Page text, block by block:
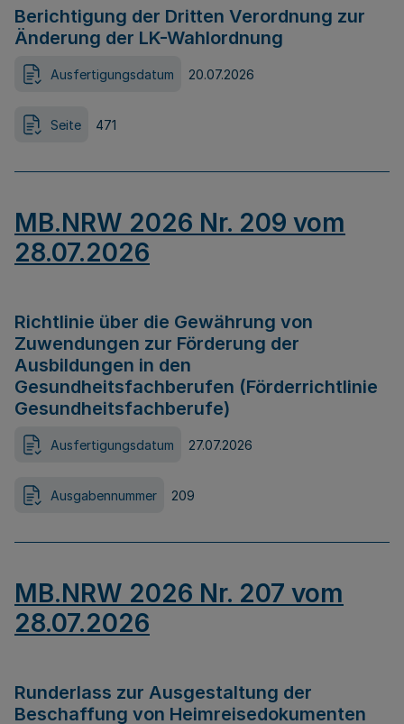
Berichtigung der Dritten Verordnung zur
Änderung der LK-Wahlordnung
Ausfertigungsdatum 20.07.2026
Seite 471
MB.NRW 2026 Nr. 209 vom
28.07.2026
Richtlinie über die Gewährung von
Zuwendungen zur Förderung der
Ausbildungen in den
Gesundheitsfachberufen (Förderrichtlinie
Gesundheitsfachberufe)
Ausfertigungsdatum 27.07.2026
Ausgabennummer 209
MB.NRW 2026 Nr. 207 vom
28.07.2026
Runderlass zur Ausgestaltung der
Beschaffung von Heimreisedokumenten